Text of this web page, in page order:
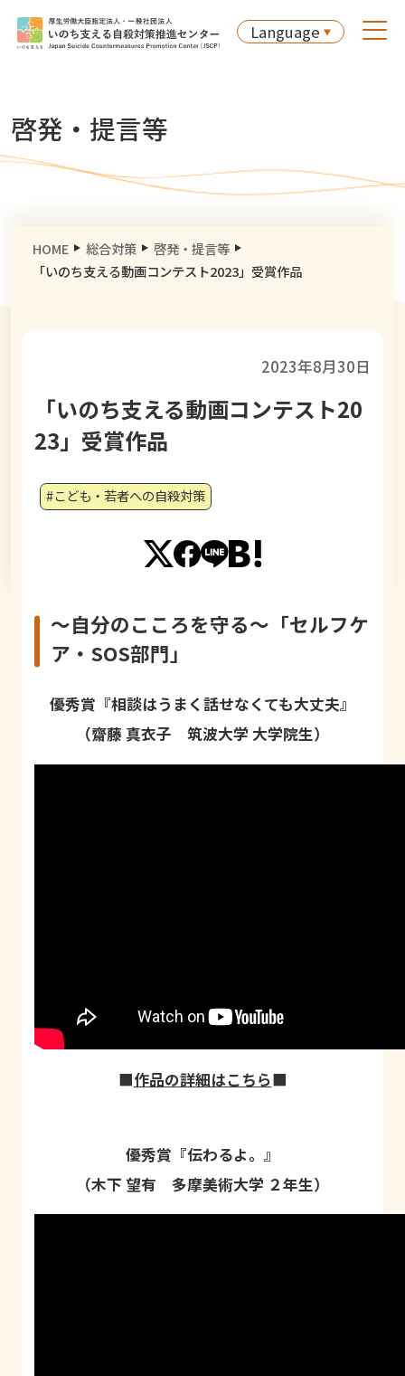
Language
啓発・提言等
HOME 総合対策
啓発・提言等
「いのち支える動画コンテスト2023」受賞作品
2023年8月30日
「いのち支える動画コンテスト20
23」受賞作品
#こども・若者への自殺対策
〜自分のこころを守る〜「セルフケ
ア・SOS部門」
優秀賞『相談はうまく話せなくても大丈夫』
（齋藤 真衣子 筑波大学 大学院生）
■作品の詳細はこちら■
優秀賞『伝わるよ。』
（木下 望有 多摩美術大学 ２年生）